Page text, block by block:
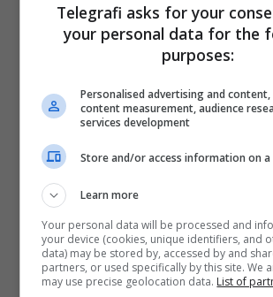
Panairi Ndërkombëtar I Turizmit “kosova
Prishtina Mall
Telegrafi asks for your
your personal data for the
purposes:
Personalised advertising and
content measurement, audience
services development
Store and/or access information on a
Learn more
Your personal data will be processed and
your device (cookies, unique identifiers, and
data) may be stored by, accessed by and
partners, or used specifically by this site. We
may use precise geolocation data. List of